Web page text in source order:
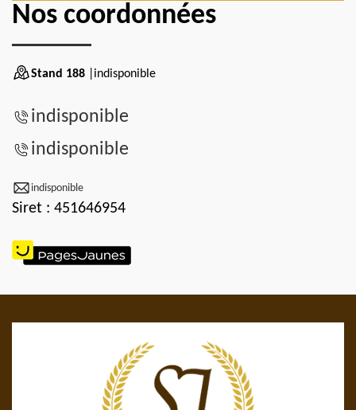
Nos coordonnées
Stand 188 |indisponible
indisponible
indisponible
indisponible
Siret : 451646954